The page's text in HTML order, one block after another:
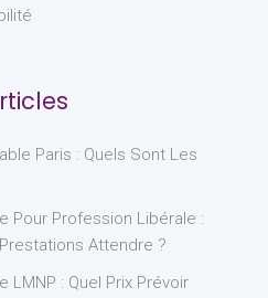
Paris : Quels Sont Les
Pour Profession Libérale :
Attendre ?
LMNP : Quel Prix Prévoir